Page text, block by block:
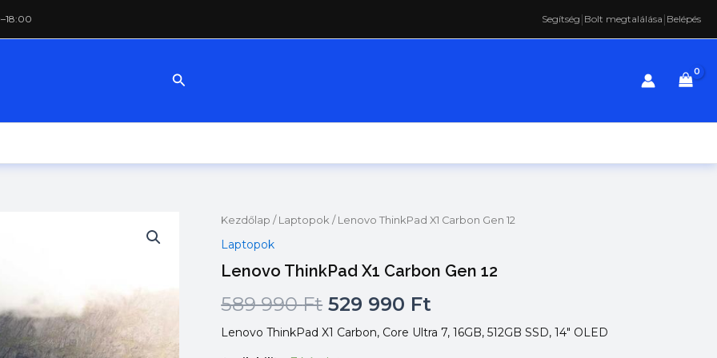
Segítség | Bolt megtalálása | Belépés
Search
Kezdőlap / Laptopok / Lenovo ThinkPad X1 Carbon Gen 12
Laptopok
Lenovo ThinkPad X1 Carbon Gen 12
589 990Ft Original
price
529 990 FtCurrent
price
Lenovo ThinkPad X1 Carbon, Core Ultra 7, 16GB, 512GB SSD, 14″ OLED